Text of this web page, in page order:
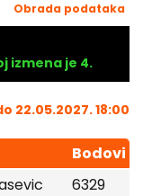
Obrada podataka
izmena je 4.
22.05.2027. 18:00
Bodovi
6329